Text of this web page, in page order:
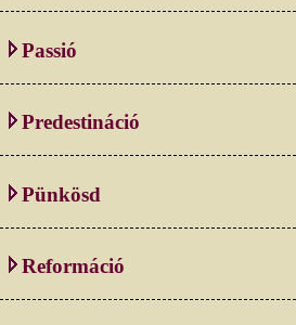
Passió
Predestináció
Pünkösd
Reformáció